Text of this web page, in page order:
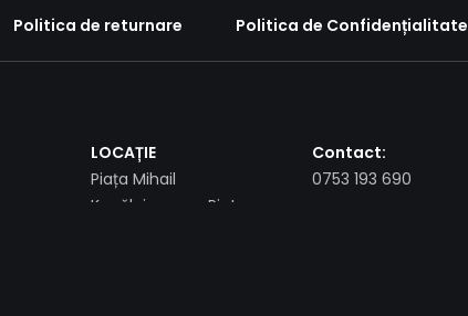
Politica de returnare Politica de Confidențialitate
LOCAȚIE
Piața Mihail
Kogălniceanu , Piatra
Contact:
0753 193 690